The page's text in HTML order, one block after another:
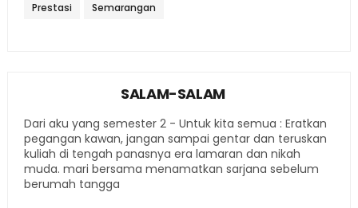
Prestasi Semarangan
SALAM-SALAM
Dari aku yang semester 2 - Untuk kita semua : Eratkan
pegangan kawan, jangan sampai gentar dan teruskan
kuliah di tengah panasnya era lamaran dan nikah
muda. mari bersama menamatkan sarjana sebelum
berumah tangga